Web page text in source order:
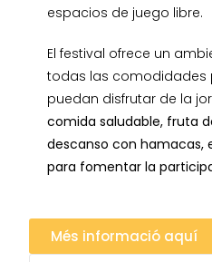
espacios de juego libre.
El festival ofrece un
todas las comodidades
puedan disfrutar de la
comida saludable, fruta
descanso con hamacas,
para fomentar la
Més informació aquí